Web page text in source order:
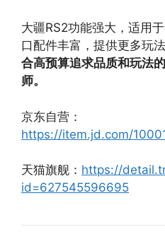
大疆RS2功能强大，适用
口配件丰富，提供更多玩
合高预算追求品质和玩法
师。
京东自营：
https://item.jd.com/
天猫旗舰： https://
id=627545596695